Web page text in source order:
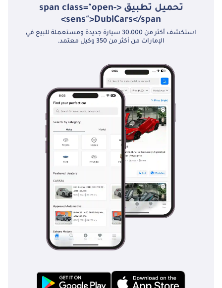
تحميل تطبيق <span class="open-
sens">DubiCars</span>
استكشف أكثر من 30،000 سيارة جديدة ومستعملة للبيع في
الإمارات من أكثر من 350 وكيل معتمد.
كيلومترات أقل بكثير من متوسط السوق، تُعدّ هذه النسخة المميزة فرصة
نادرة. فهي توفر مستوىً من الفخامة المصنوعة يدويًا والأداء السلس، مما
جديدة بمحرك أصغر.
تم إنشاء هذه الإحصاءات بواسطة الذكاء الاصطناعي اعتماداً على بيانات
خبراء السوق. يُرجى دائماً فحص السيارة قبل الشراء.